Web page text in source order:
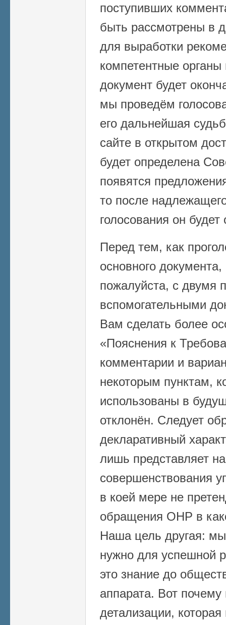
поступивших
быть рассмотрены в
для выработки
компетентные органы
документ будет
мы проведём
его дальнейшая
сайте в открытом
будет определена
появятся
то после
голосования он будет
Перед тем, как
основного
пожалуйста, с двумя
вспомогательными
Вам сделать более
«Пояснения к
комментарии и
некоторым пунктам,
использованы в
отклонён. Следует
декларативный
лишь представляет
совершенствования
в коей мере не
обращения ОНР в
Наша цель другая:
нужно для успешной
это знание до
аппарата. Вот
детализации,